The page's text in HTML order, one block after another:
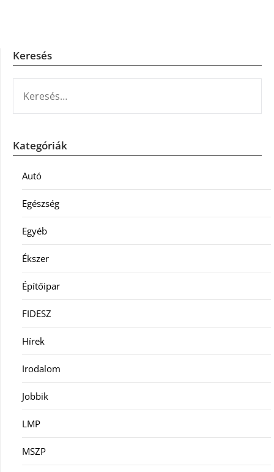
Keresés
Kategóriák
Autó
Egészség
Egyéb
Ékszer
Építőipar
FIDESZ
Hírek
Irodalom
Jobbik
LMP
MSZP